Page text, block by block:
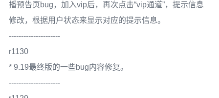
播预告页bug，加入vip后，再次点击“vip通道”，提示信息
修改，根据用户状态来显示对应的提示信息。
---------------------
r1130
* 9.19最终版的一些bug内容修复。
---------------------